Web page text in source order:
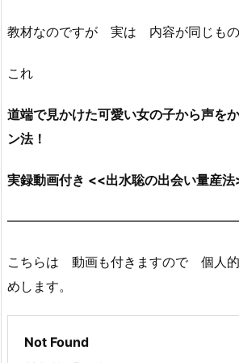
教材なのですが 実は 内容が同じもの
これ
道端で見かけた可愛い女の子から声を
ン法！
実録動画付き <<出水聡の出会い量産
こちらは 動画も付きますので 個人的
めします。
Not Found